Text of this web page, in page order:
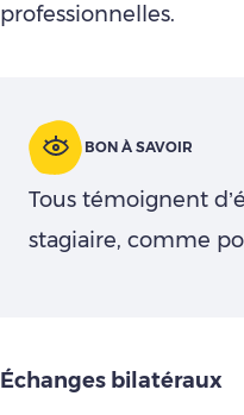
professionnelles.
BON À SAVOIR
Tous témoignent
stagiaire, comme
Échanges bilatéraux